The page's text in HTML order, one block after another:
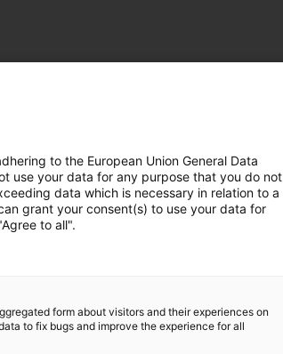
to the European Union General Data
use your data for any purpose that you do not
data which is necessary in relation to a
grant your consent(s) to use your data for
to all".
form about visitors and their experiences on
to fix bugs and improve the experience for all